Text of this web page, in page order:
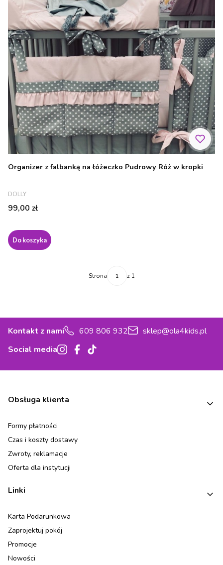
Organizer z falbanką na łóżeczko Pudrowy Róż w kropki
PRODUCENT
DOLLY
Cena
99,00 zł
Do koszyka
Strona z 1
Kontakt z nami 609 806 932
sklep@ola4kids.pl
Social media
Linki w stopce
Obsługa klienta
Formy płatności
Czas i koszty dostawy
Zwroty, reklamacje
Oferta dla instytucji
Linki
Karta Podarunkowa
Zaprojektuj pokój
Promocje
Nowości